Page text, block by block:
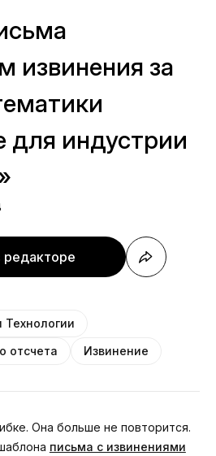
извинения за
для индустрии
Технологии
отсчета
Извинение
Она больше не повторится.
письма с извинениями